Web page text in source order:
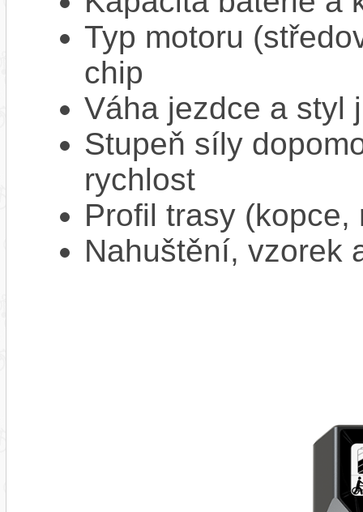
Typ motoru
chip
Váha jezdce a styl
Stupeň síly
rychlost
Profil trasy
Nahuštění, vzorek